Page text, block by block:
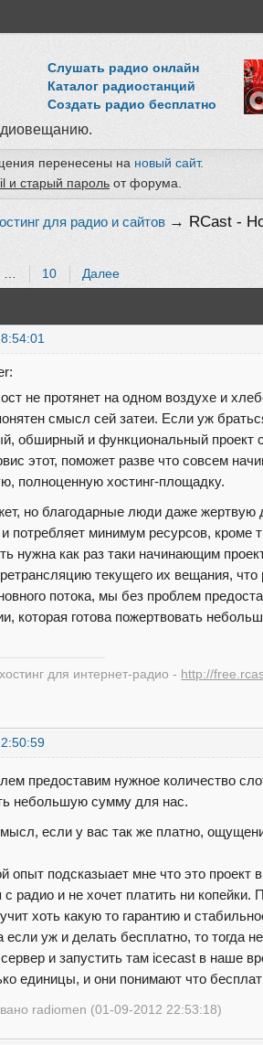
Слушать радио онлайн
Каталог радиостанций
Создать радио бесплатно
перенесены на новый сайт.
и старый пароль от форума.
для радио и сайтов → RCast -
… 10 Далее
не протянет на одном воздухе и
смысл сей затеи. Если уж
обширный и функциональный проект
этот, поможет разве что совсем
полноценную хостинг-площадку.
но благодарные люди даже жертвую
потребляет минимум ресурсов, кроме
нужна как раз таки начинающим
текущего их вещания,
потока, мы без проблем
которая готова пожертвовать
для интернет-радио - http://
предоставим нужное количество
небольшую сумму для нас.
если у вас так же платно,
опыт подсказыает мне что это проект
с радио и не хочет платить ни
хоть какую то гарантию и
если уж и делать бесплатно, то тогда
и запустить там icecast в наше
единицы, и они понимают что
radiomen (01-09-2012 22:53:18)